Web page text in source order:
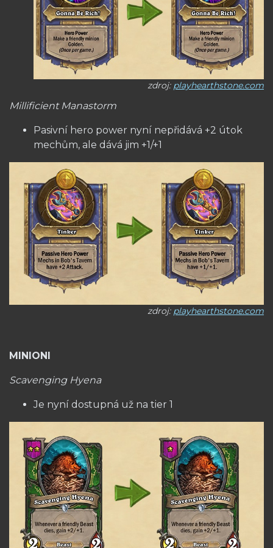
zdroj: playhearthstone.com
Millificient Manastorm
Pasivní hero power nyní nepřidává +2 útok
mechům, ale dává jim +1/+1
zdroj: playhearthstone.com
MINIONI
Scavenging Hyena
Je nyní dostupná už na tier 1